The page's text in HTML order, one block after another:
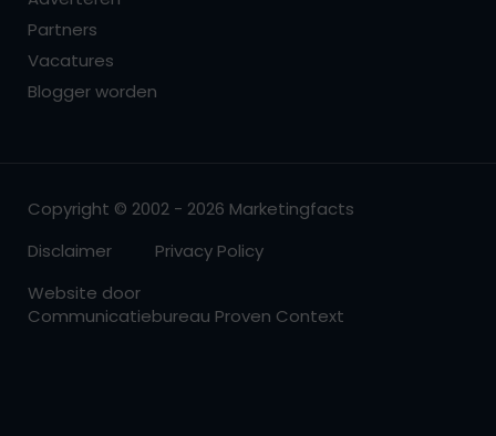
Partners
Vacatures
Blogger worden
Copyright © 2002 - 2026 Marketingfacts
Disclaimer
Privacy Policy
Website door
Communicatiebureau Proven Context